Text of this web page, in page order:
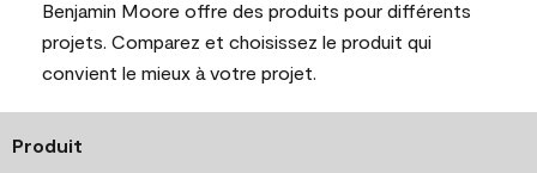
Benjamin Moore offre des produits pour différents
projets. Comparez et choisissez le produit qui
convient le mieux à votre projet.
Produit